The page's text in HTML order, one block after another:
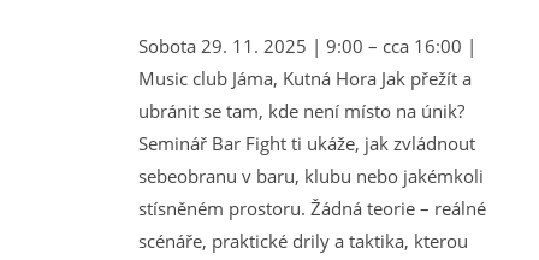
Sobota 29. 11. 2025 | 9:00 – cca 16:00 |
Music club Jáma, Kutná Hora Jak přežít a
ubránit se tam, kde není místo na únik?
Seminář Bar Fight ti ukáže, jak zvládnout
sebeobranu v baru, klubu nebo jakémkoli
stísněném prostoru. Žádná teorie – reálné
scénáře, praktické drily a taktika, kterou